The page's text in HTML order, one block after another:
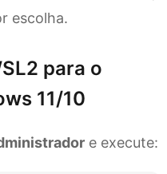
escolha.
para o
11/10
e execute: